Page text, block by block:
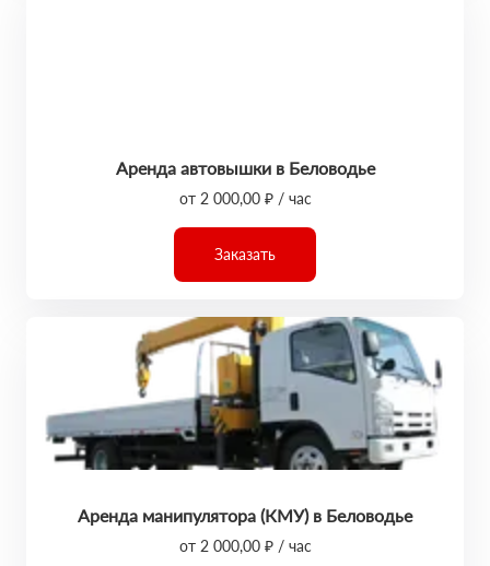
Аренда автовышки в Беловодье
от 2 000,00 ₽ / час
Заказать
Аренда манипулятора (КМУ) в Беловодье
от 2 000,00 ₽ / час